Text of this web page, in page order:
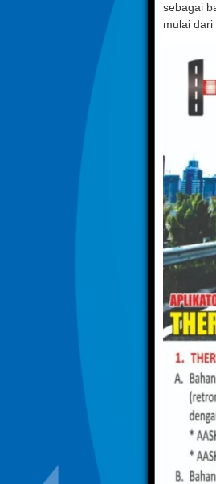
sebagai
mulai